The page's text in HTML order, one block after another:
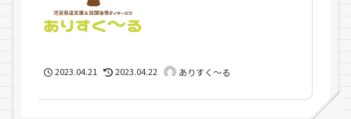
2023.04.21 2023.04.22 ありすく～る